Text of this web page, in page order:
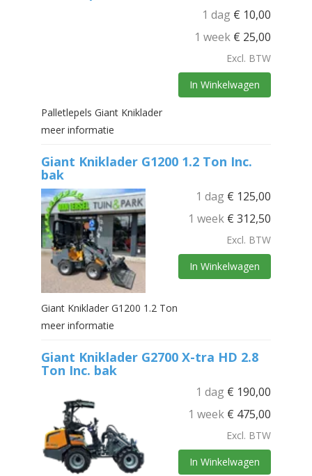
1 dag € 10,00
1 week € 25,00
Excl. BTW
In Winkelwagen
Palletlepels Giant Kniklader
meer informatie
Giant Kniklader G1200 1.2 Ton Inc.
bak
1 dag € 125,00
1 week € 312,50
Excl. BTW
In Winkelwagen
Giant Kniklader G1200 1.2 Ton
meer informatie
Giant Kniklader G2700 X-tra HD 2.8
Ton Inc. bak
1 dag € 190,00
1 week € 475,00
Excl. BTW
In Winkelwagen